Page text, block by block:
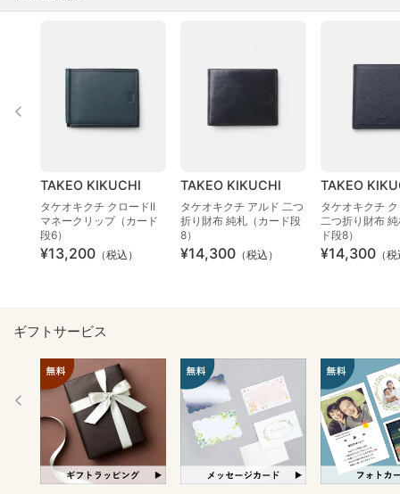
TAKEO KIKUCHI
タケオキクチ クロードII
マネークリップ（カード
段6）
¥13,200 （税込）
TAKEO KIKUCHI
タケオキクチ アルド 二つ
折り財布 純札（カード段
8）
¥14,300 （税込）
TAKEO
タケオキクチ
二つ折り財布
ド段8）
¥14,300 （
ギフトサービス